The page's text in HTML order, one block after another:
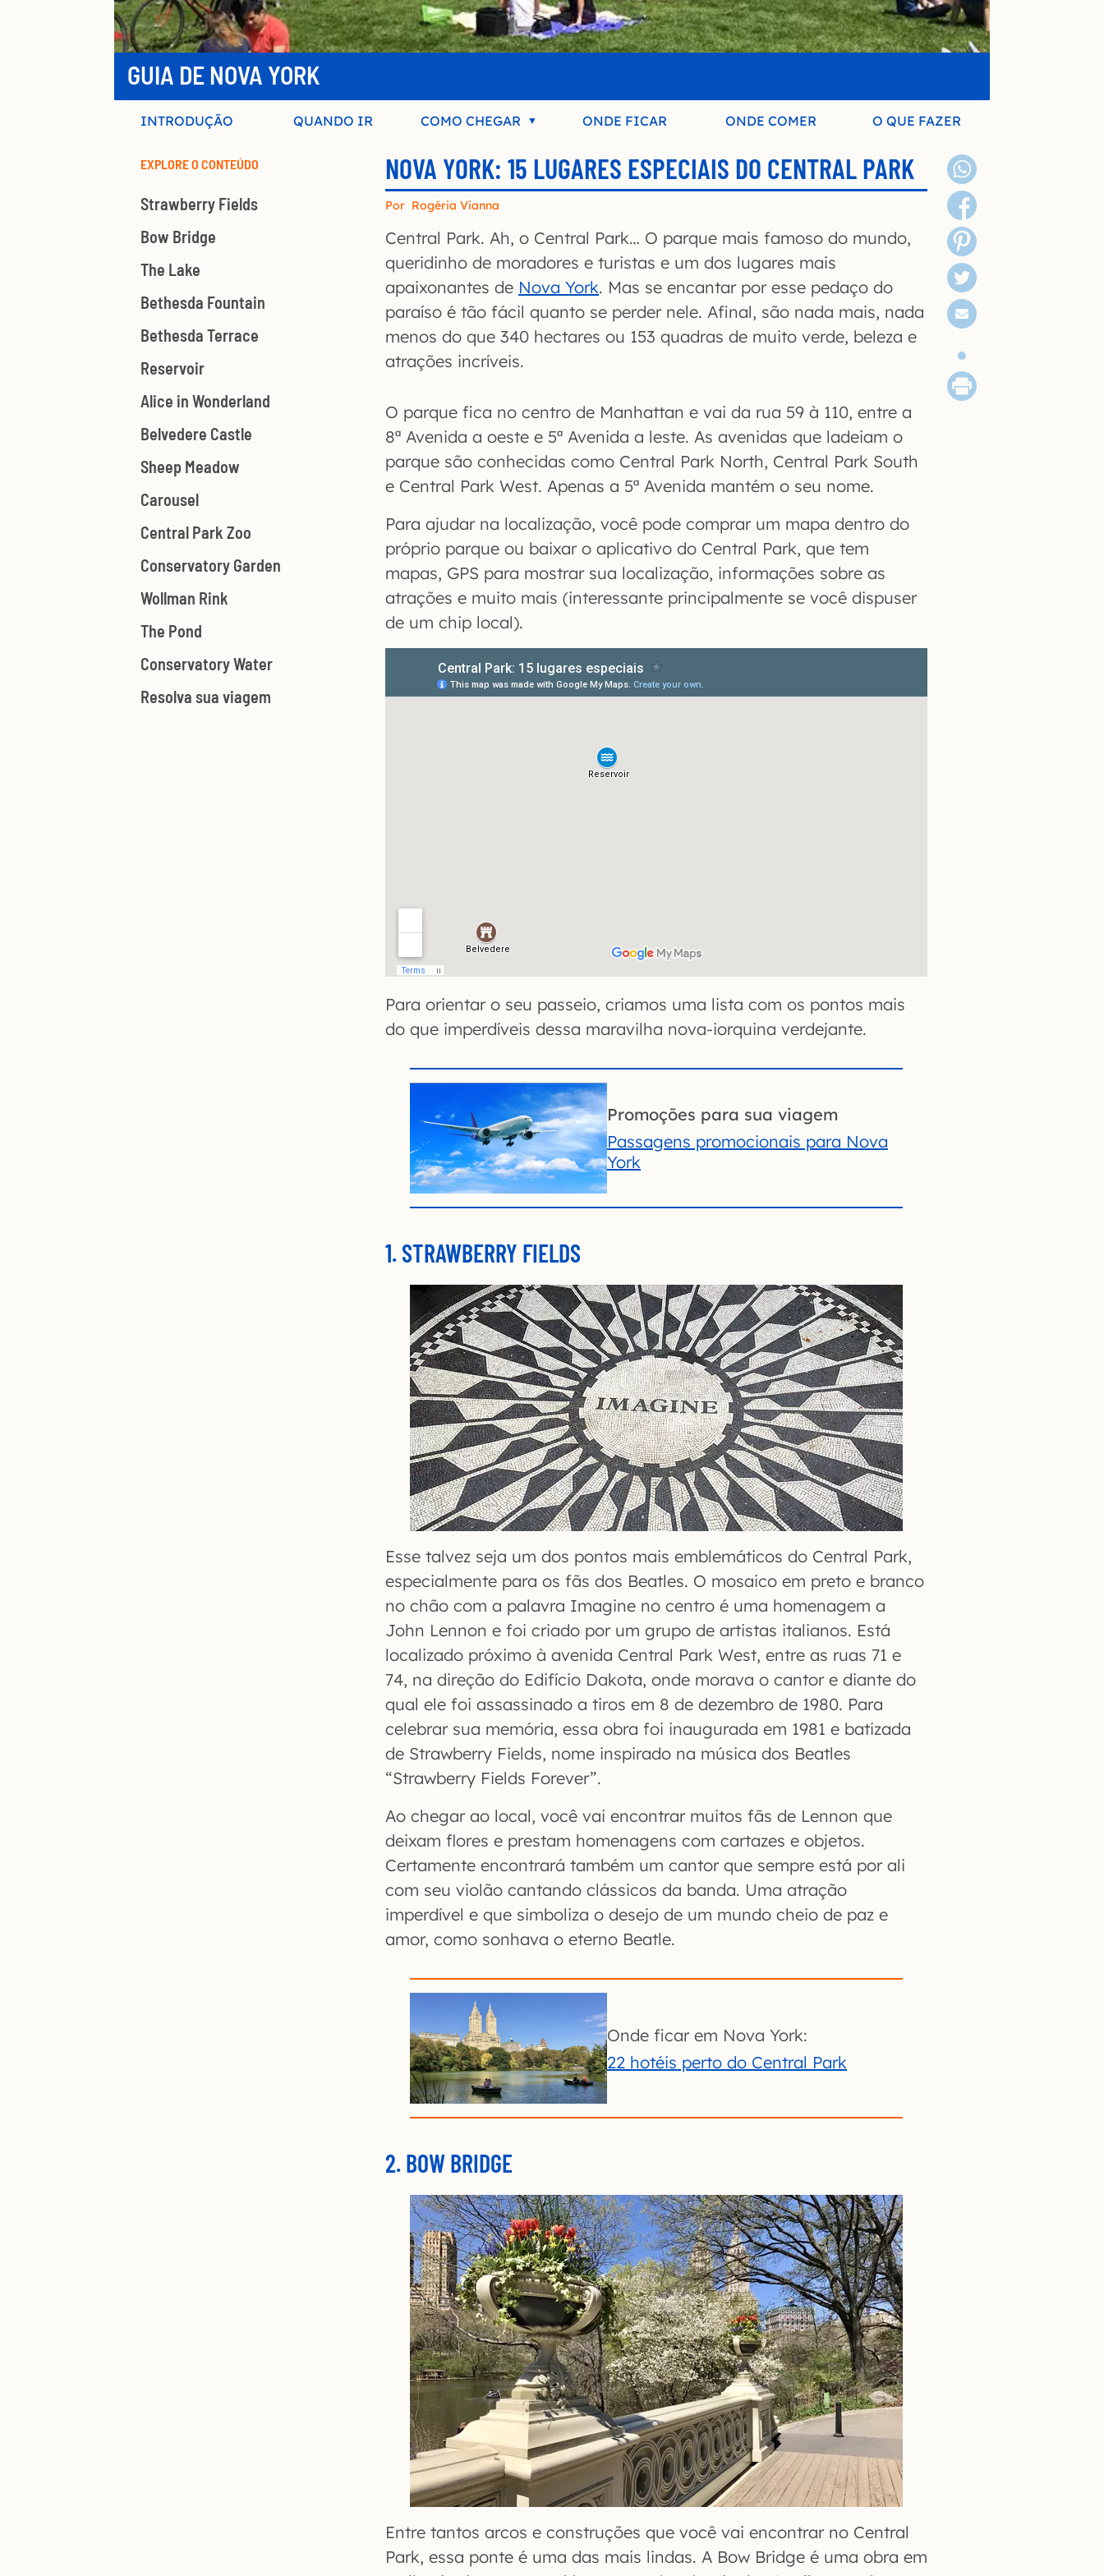
GUIA DE NOVA YORK
INTRODUÇÃO QUANDO IR COMO CHEGAR ONDE FICAR ONDE COMER O QUE FAZER
EXPLORE O CONTEÚDO
Strawberry Fields
Bow Bridge
The Lake
Bethesda Fountain
Bethesda Terrace
Reservoir
Alice in Wonderland
Belvedere Castle
Sheep Meadow
Carousel
Central Park Zoo
Conservatory Garden
Wollman Rink
The Pond
Conservatory Water
Resolva sua viagem
NOVA YORK: 15 LUGARES ESPECIAIS DO CENTRAL PARK
Por Rogéria Vianna
Central Park. Ah, o Central Park… O parque mais famoso do mundo,
queridinho de moradores e turistas e um dos lugares mais
apaixonantes de Nova York. Mas se encantar por esse pedaço do
paraíso é tão fácil quanto se perder nele. Afinal, são nada mais, nada
menos do que 340 hectares ou 153 quadras de muito verde, beleza e
atrações incríveis.
O parque fica no centro de Manhattan e vai da rua 59 à 110, entre a
8ª Avenida a oeste e 5ª Avenida a leste. As avenidas que ladeiam o
parque são conhecidas como Central Park North, Central Park South
e Central Park West. Apenas a 5ª Avenida mantém o seu nome.
Para ajudar na localização, você pode comprar um mapa dentro do
próprio parque ou baixar o aplicativo do Central Park, que tem
mapas, GPS para mostrar sua localização, informações sobre as
atrações e muito mais (interessante principalmente se você dispuser
de um chip local).
Para orientar o seu passeio, criamos uma lista com os pontos mais
do que imperdíveis dessa maravilha nova-iorquina verdejante.
Promoções para sua viagem
Passagens promocionais para Nova
York
1. STRAWBERRY FIELDS
Esse talvez seja um dos pontos mais emblemáticos do Central Park,
especialmente para os fãs dos Beatles. O mosaico em preto e branco
no chão com a palavra Imagine no centro é uma homenagem a
John Lennon e foi criado por um grupo de artistas italianos. Está
localizado próximo à avenida Central Park West, entre as ruas 71 e
74, na direção do Edifício Dakota, onde morava o cantor e diante do
qual ele foi assassinado a tiros em 8 de dezembro de 1980. Para
celebrar sua memória, essa obra foi inaugurada em 1981 e batizada
de Strawberry Fields, nome inspirado na música dos Beatles
“Strawberry Fields Forever”.
Ao chegar ao local, você vai encontrar muitos fãs de Lennon que
deixam flores e prestam homenagens com cartazes e objetos.
Certamente encontrará também um cantor que sempre está por ali
com seu violão cantando clássicos da banda. Uma atração
imperdível e que simboliza o desejo de um mundo cheio de paz e
amor, como sonhava o eterno Beatle.
Onde ficar em Nova York:
22 hotéis perto do Central Park
2. BOW BRIDGE
Entre tantos arcos e construções que você vai encontrar no Central
Park, essa ponte é uma das mais lindas. A Bow Bridge é uma obra em